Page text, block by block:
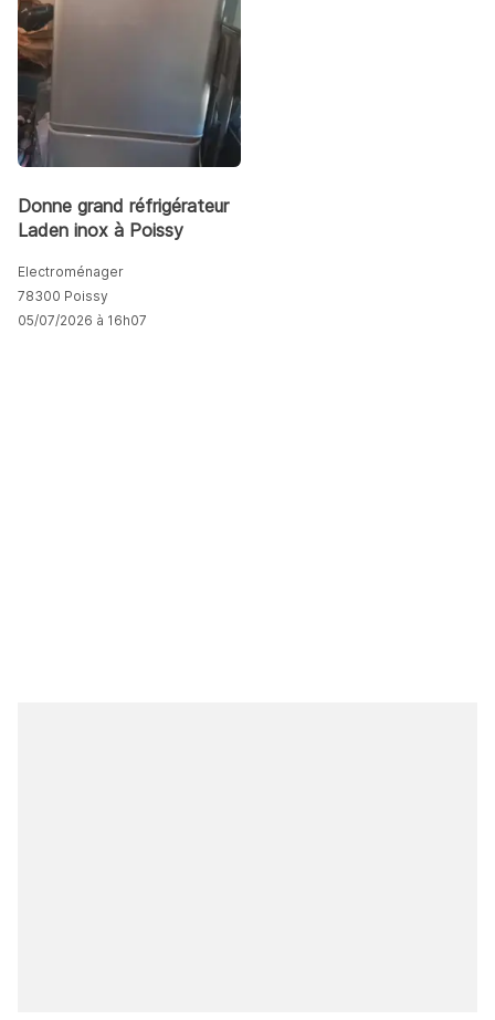
Donne grand réfrigérateur
Laden inox à Poissy
Electroménager
78300 Poissy
05/07/2026 à 16h07